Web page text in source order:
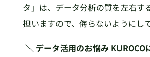
タ」は、データ分析の質を左右す
担いますので、侮らないようにし
＼ データ活用のお悩み KUROCO